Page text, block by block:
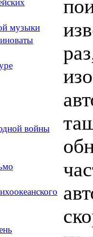
музыки
войны